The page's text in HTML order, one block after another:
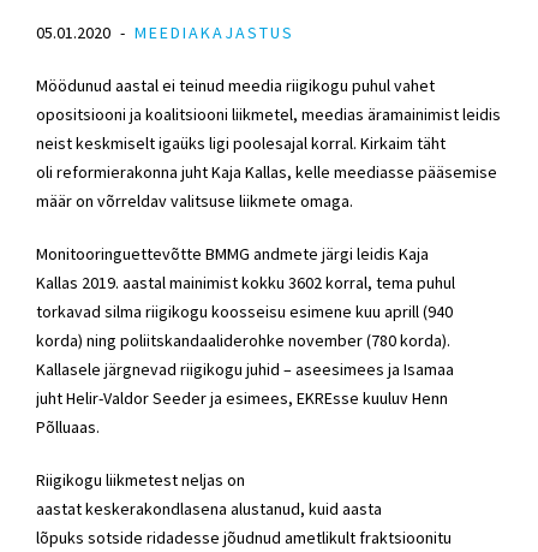
05.01.2020 MEEDIAKAJASTUS
Möödunud aastal ei teinud meedia riigikogu puhul vahet
opositsiooni ja koalitsiooni liikmetel, meedias äramainimist leidis
neist keskmiselt igaüks ligi poolesajal korral. Kirkaim täht
oli reformierakonna juht Kaja Kallas, kelle meediasse pääsemise
määr on võrreldav valitsuse liikmete omaga.
Monitooringuettevõtte BMMG andmete järgi leidis Kaja
Kallas 2019. aastal mainimist kokku 3602 korral, tema puhul
torkavad silma riigikogu koosseisu esimene kuu aprill (940
korda) ning poliitskandaaliderohke november (780 korda).
Kallasele järgnevad riigikogu juhid – aseesimees ja Isamaa
juht Helir-Valdor Seeder ja esimees, EKREsse kuuluv Henn
Põlluaas.
Riigikogu liikmetest neljas on
aastat keskerakondlasena alustanud, kuid aasta
lõpuks sotside ridadesse jõudnud ametlikult fraktsioonitu